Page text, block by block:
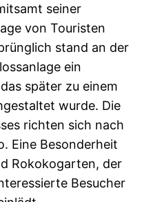
seiner
von Touristen
stand an der
ein
später zu einem
wurde. Die
richten sich nach
Eine Besonderheit
Rokokogarten, der
Besucher